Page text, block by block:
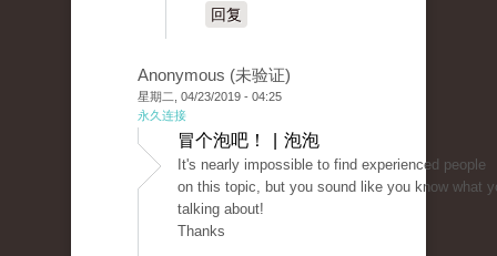
回复
Anonymous (未验证)
星期二, 04/23/2019 - 04:25
永久连接
冒个泡吧！ | 泡泡
It's nearly impossible to find experienced people
on this topic, but you sound like you know what
talking about!
Thanks